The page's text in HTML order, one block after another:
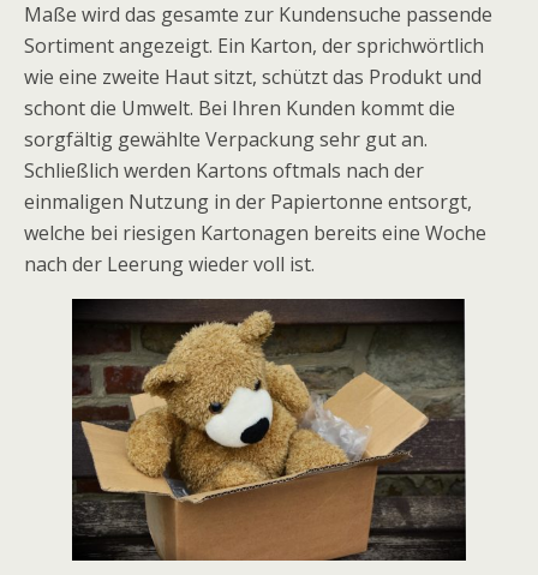
Maße wird das gesamte zur Kundensuche passende
Sortiment angezeigt. Ein Karton, der sprichwörtlich
wie eine zweite Haut sitzt, schützt das Produkt und
schont die Umwelt. Bei Ihren Kunden kommt die
sorgfältig gewählte Verpackung sehr gut an.
Schließlich werden Kartons oftmals nach der
einmaligen Nutzung in der Papiertonne entsorgt,
welche bei riesigen Kartonagen bereits eine Woche
nach der Leerung wieder voll ist.